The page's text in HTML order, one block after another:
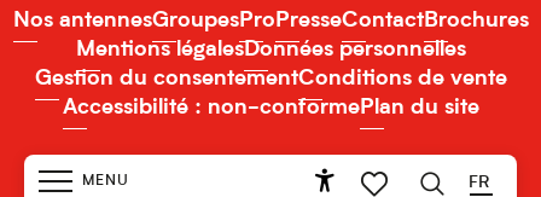
MENU FR
Nos antennesGroupesPro PresseContactBrochures
Mentions légalesDonnées personnelles
Gestion du consentementConditions de vente
Accessibilité : non-conformePlan du site